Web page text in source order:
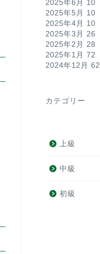
2025年6月 10
2025年5月 10
2025年4月 10
2025年3月 26
2025年2月 28
2025年1月 72
2024年12月 62
カテゴリー
上級
中級
初級